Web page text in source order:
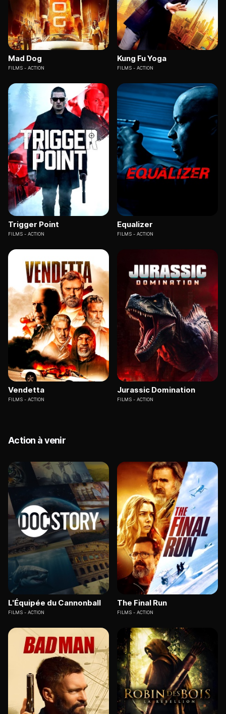
Mad Dog
FILMS ACTION
Kung Fu Yoga
FILMS ACTION
Trigger Point
FILMS ACTION
Equalizer
FILMS ACTION
Vendetta
FILMS ACTION
Jurassic Domination
FILMS ACTION
Action à venir
L'Équipée du Cannonball
FILMS ACTION
The Final Run
FILMS ACTION